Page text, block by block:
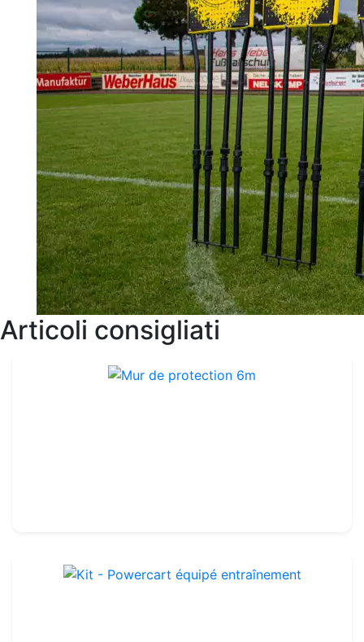
Articoli consigliati